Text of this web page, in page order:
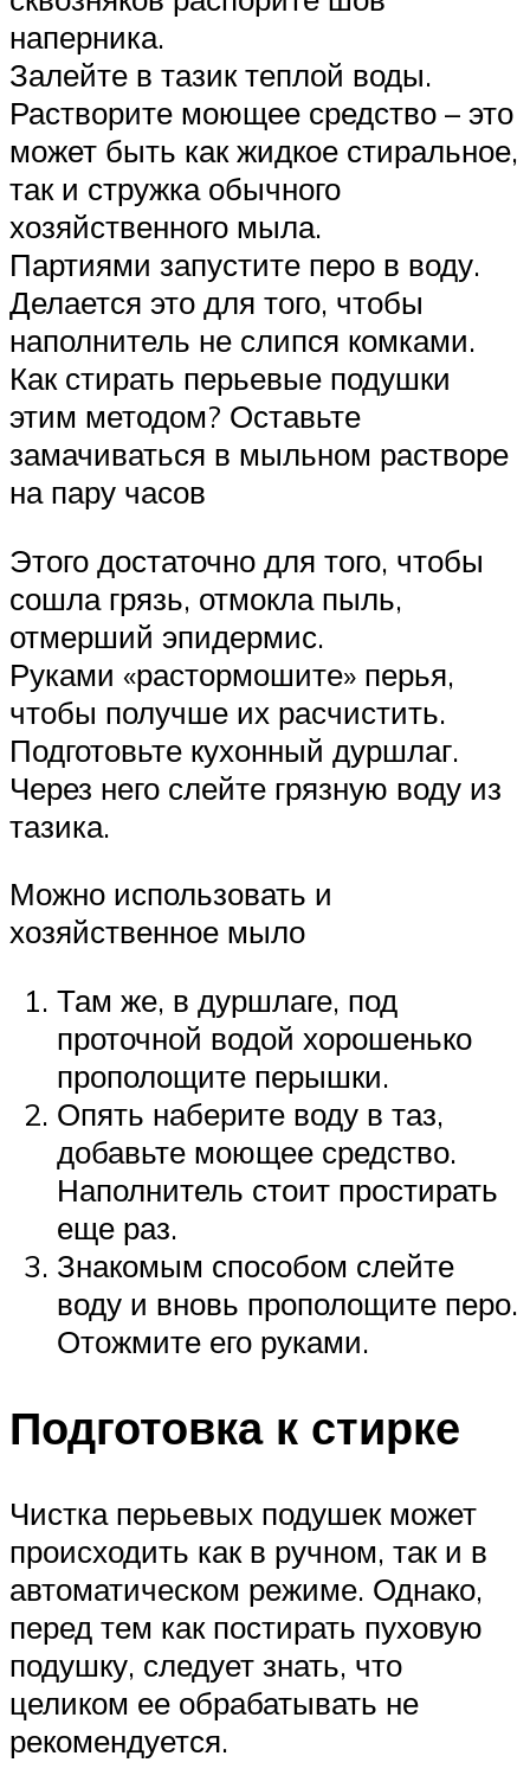
наперника.
Залейте в тазик теплой воды.
Растворите моющее средство – это
может быть как жидкое стиральное,
так и стружка обычного
хозяйственного мыла.
Партиями запустите перо в воду.
Делается это для того, чтобы
наполнитель не слипся комками.
Как стирать перьевые подушки
этим методом? Оставьте
замачиваться в мыльном растворе
на пару часов
Этого достаточно для того, чтобы
сошла грязь, отмокла пыль,
отмерший эпидермис.
Руками «растормошите» перья,
чтобы получше их расчистить.
Подготовьте кухонный дуршлаг.
Через него слейте грязную воду из
тазика.
Можно использовать и
хозяйственное мыло
Там же, в дуршлаге, под
проточной водой хорошенько
прополощите перышки.
Опять наберите воду в таз,
добавьте моющее средство.
Наполнитель стоит простирать
еще раз.
Знакомым способом слейте
воду и вновь прополощите перо.
Отожмите его руками.
Подготовка к стирке
Чистка перьевых подушек может
происходить как в ручном, так и в
автоматическом режиме. Однако,
перед тем как постирать пуховую
подушку, следует знать, что
целиком ее обрабатывать не
рекомендуется.